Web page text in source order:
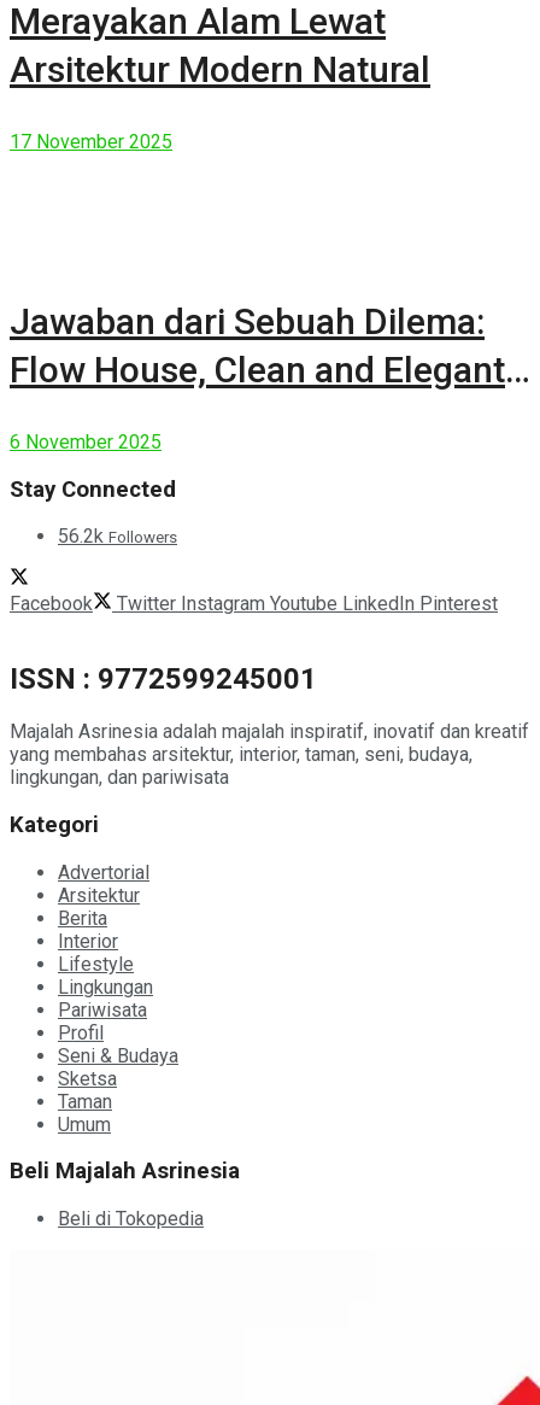
Merayakan Alam Lewat
Arsitektur Modern Natural
17 November 2025
Jawaban dari Sebuah Dilema:
Flow House, Clean and Elegant
6 November 2025
Stay Connected
56.2k Followers
Facebook Twitter Instagram Youtube LinkedIn Pinterest
ISSN : 9772599245001
Majalah Asrinesia adalah majalah inspiratif, inovatif dan kreatif
yang membahas arsitektur, interior, taman, seni, budaya,
lingkungan, dan pariwisata
Kategori
Advertorial
Arsitektur
Berita
Interior
Lifestyle
Lingkungan
Pariwisata
Profil
Seni & Budaya
Sketsa
Taman
Umum
Beli Majalah Asrinesia
Beli di Tokopedia